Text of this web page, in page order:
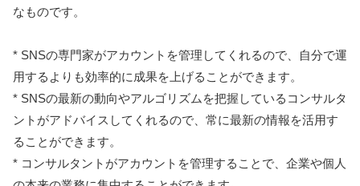
なものです。
* SNSの専門家がアカウントを管理してくれるので、自分で運
用するよりも効率的に成果を上げることができます。
* SNSの最新の動向やアルゴリズムを把握しているコンサルタ
ントがアドバイスしてくれるので、常に最新の情報を活用す
ることができます。
* コンサルタントがアカウントを管理することで、企業や個人